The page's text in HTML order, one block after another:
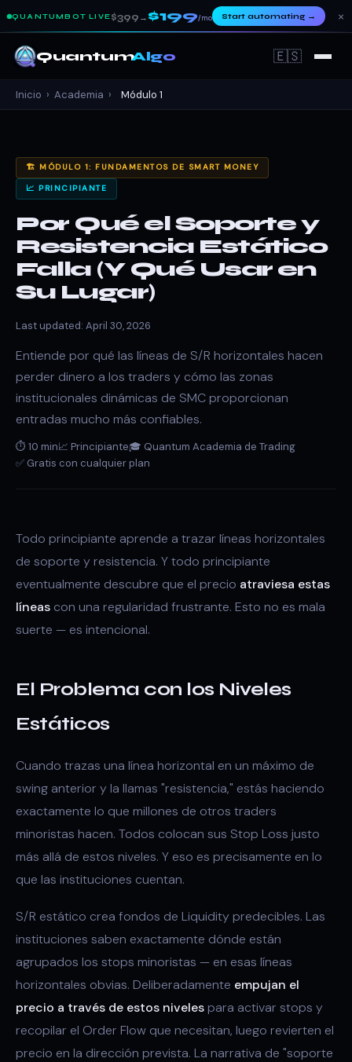
QUANTUMBOT LIVE $399 → $199/mo Start automating→ ×
QuantumAlgo 🇪🇸
Inicio › Academia › Módulo 1
🏗️ MÓDULO 1: FUNDAMENTOS DE SMART MONEY
📈 PRINCIPIANTE
Por Qué el Soporte y
Resistencia Estático
Falla (Y Qué Usar en
Su Lugar)
Last updated: April 30, 2026
Entiende por qué las líneas de S/R horizontales hacen
perder dinero a los traders y cómo las zonas
institucionales dinámicas de SMC proporcionan
entradas mucho más confiables.
⏱ 10 min📈 Principiante🎓 Quantum Academia de Trading
✅ Gratis con cualquier plan
Todo principiante aprende a trazar líneas horizontales
de soporte y resistencia. Y todo principiante
eventualmente descubre que el precio atraviesa estas
líneas con una regularidad frustrante. Esto no es mala
suerte — es intencional.
El Problema con los Niveles
Estáticos
Cuando trazas una línea horizontal en un máximo de
swing anterior y la llamas "resistencia," estás haciendo
exactamente lo que millones de otros traders
minoristas hacen. Todos colocan sus Stop Loss justo
más allá de estos niveles. Y eso es precisamente en lo
que las instituciones cuentan.
S/R estático crea fondos de Liquidity predecibles. Las
instituciones saben exactamente dónde están
agrupados los stops minoristas — en esas líneas
horizontales obvias. Deliberadamente empujan el
precio a través de estos nivelespara activar stops y
recopilar el Order Flow que necesitan, luego revierten el
precio en la dirección prevista. La narrativa de "soporte